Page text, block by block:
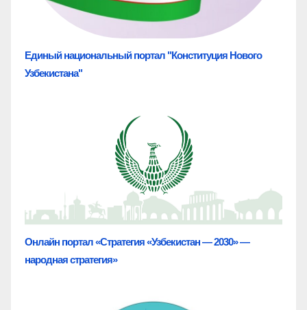
Единый национальный портал "Конституция Нового
Узбекистана"
Онлайн портал «Стратегия «Узбекистан — 2030» —
народная стратегия»